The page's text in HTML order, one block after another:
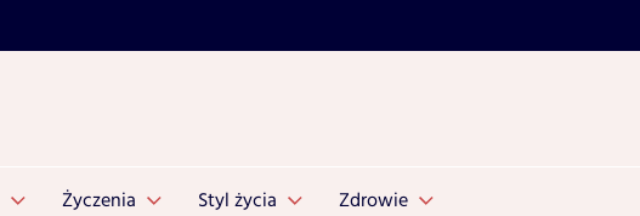
Życzenia Styl życia Zdrowie